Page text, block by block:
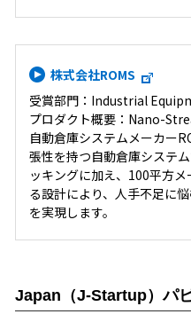
株式会社ROMS
受賞部門：Industrial
プロダクト概要：Nano-
自動倉庫システムメーカー
張性を持つ自動倉庫システ
ッキングに加え、100平方
る設計により、人手不足に
を実現します。
Japan（J-Startup）パ